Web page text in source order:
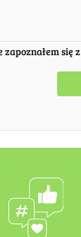
zapoznałem się z